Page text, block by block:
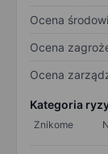
Ocena
Ocena
Ocena
Kategoria
Znikome